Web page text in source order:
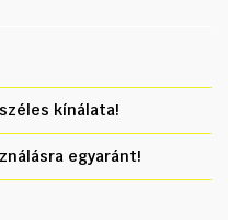
kínálata!
egyaránt!